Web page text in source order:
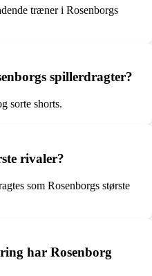
træner i Rosenborgs
spillerdragter?
sorte shorts.
rivaler?
som Rosenborgs største
har Rosenborg